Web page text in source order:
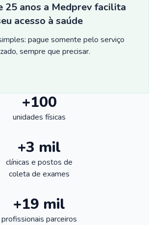
25 anos a Medprev facilita
acesso à saúde
pague somente pelo serviço
sempre que precisar.
+100
unidades físicas
+3 mil
clínicas e postos de
coleta de exames
+19 mil
profissionais parceiros